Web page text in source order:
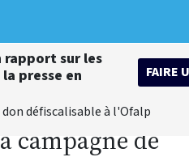
FAIRE
rapport sur les
presse en
défiscalisable à l'Ofalp
campagne de